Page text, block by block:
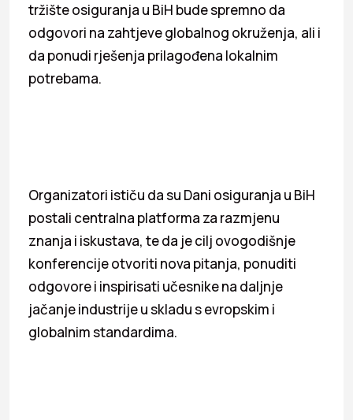
tržište osiguranja u BiH bude spremno da
odgovori na zahtjeve globalnog okruženja, ali i
da ponudi rješenja prilagođena lokalnim
potrebama.
Organizatori ističu da su Dani osiguranja u BiH
postali centralna platforma za razmjenu
znanja i iskustava, te da je cilj ovogodišnje
konferencije otvoriti nova pitanja, ponuditi
odgovore i inspirisati učesnike na daljnje
jačanje industrije u skladu s evropskim i
globalnim standardima.